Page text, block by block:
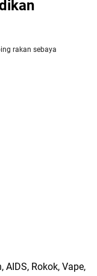
rakan sebaya
Rokok, Vape,